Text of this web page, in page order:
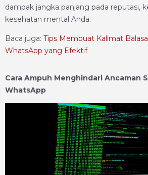
dampak jangka panjang pada reputasi,
kesehatan mental Anda.
Baca juga: Tips Membuat Kalimat
WhatsApp yang Efektif
Cara Ampuh Menghindari Ancaman
WhatsApp